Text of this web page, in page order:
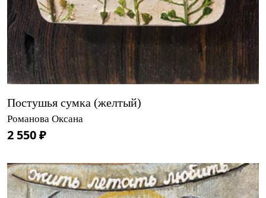
Постушья сумка (желтый)
Романова Оксана
2 550 ₽